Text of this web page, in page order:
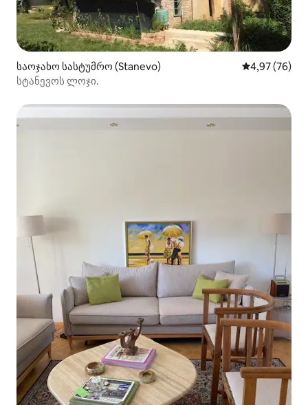
საოჯახო სასტუმრო (Stanevo) საშუალო
4,97 (76)
სტანევოს ლოჯი.